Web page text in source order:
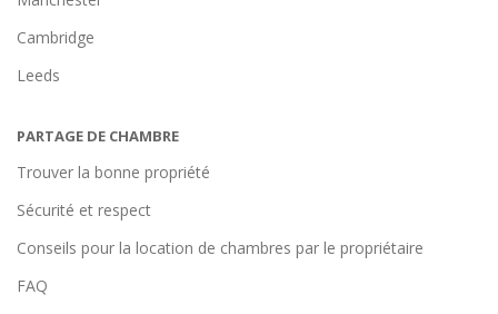
Cambridge
Leeds
PARTAGE DE CHAMBRE
Trouver la bonne propriété
Sécurité et respect
Conseils pour la location de chambres par le propriétaire
FAQ